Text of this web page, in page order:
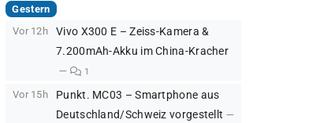
Gestern
Vor 12h
Vivo X300 E – Zeiss-Kamera &
7.200mAh-Akku im China-Kracher
1
Vor 15h
Punkt. MC03 – Smartphone aus
Deutschland/Schweiz vorgestellt